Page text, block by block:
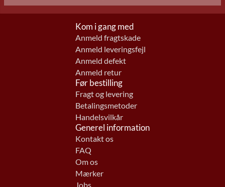
Kom i gang med
Anmeld fragtskade
Anmeld leveringsfejl
Anmeld defekt
Anmeld retur
Før bestilling
Fragt og levering
Betalingsmetoder
Handelsvilkår
Generel information
Kontakt os
FAQ
Om os
Mærker
Jobs